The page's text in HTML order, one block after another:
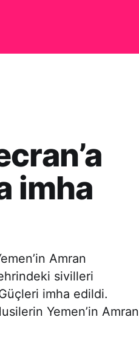
imha
Amran
sivilleri
imha edildi.
Yemen’in Amran